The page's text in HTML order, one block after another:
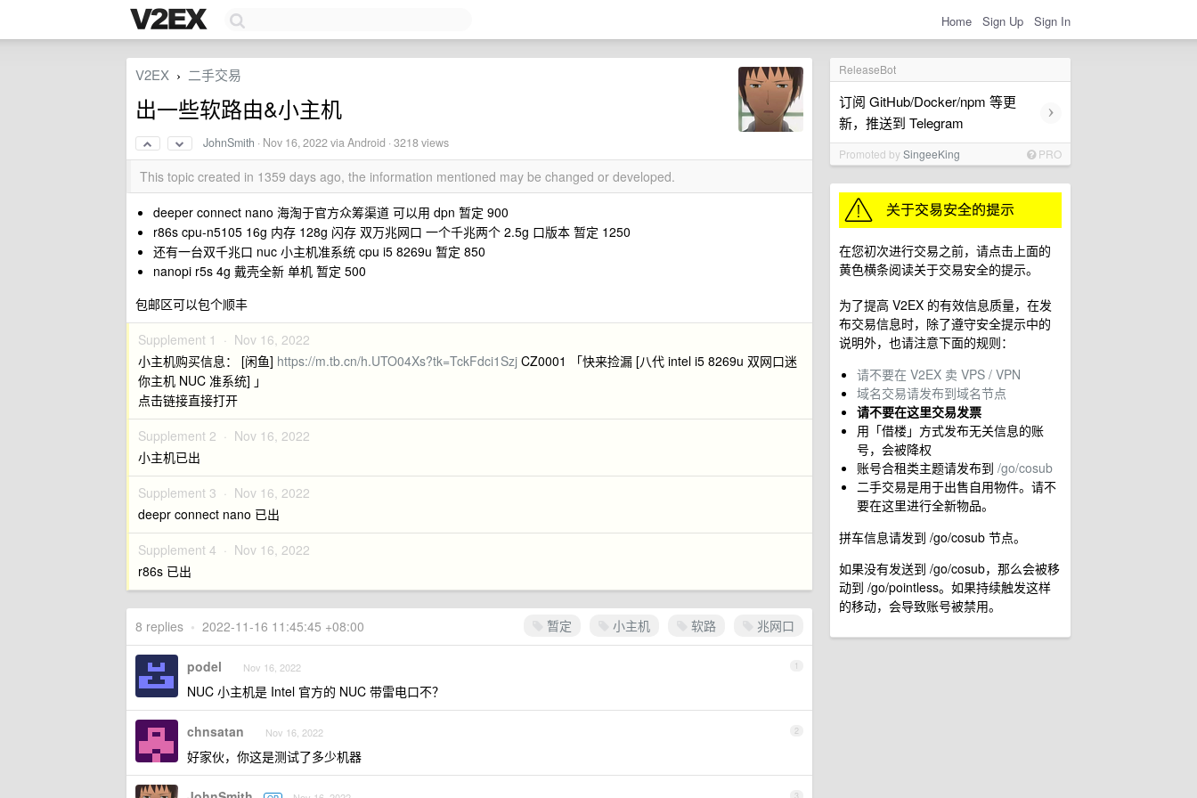
Home Sign Up Sign In
ReleaseBot
订阅 GitHub/Docker/npm 等更
新，推送到 Telegram
›
Promoted bySingeeKing PRO
在您初次进行交易之前，请点击上面的
黄色横条阅读关于交易安全的提示。
为了提高 V2EX 的有效信息质量，在发
布交易信息时，除了遵守安全提示中的
说明外，也请注意下面的规则：
请不要在 V2EX 卖 VPS / VPN
域名交易请发布到域名节点
请不要在这里交易发票
用「借楼」方式发布无关信息的账
号，会被降权
账号合租类主题请发布到 /go/cosub
二手交易是用于出售自用物件。请不
要在这里进行全新物品。
拼车信息请发到 /go/cosub 节点。
如果没有发送到 /go/cosub，那么会被移
动到 /go/pointless。如果持续触发这样
的移动，会导致账号被禁用。
V2EX › 二手交易
出一些软路由&小主机
JohnSmith · Nov 16, 2022via Android · 3218 views
This topic created in 1359 days ago, the information mentioned may be changed or developed.
deeper connect nano 海淘于官方众筹渠道 可以用 dpn 暂定 900
r86s cpu-n5105 16g 内存 128g 闪存 双万兆网口 一个千兆两个 2.5g 口版本 暂定 1250
还有一台双千兆口 nuc 小主机准系统 cpu i5 8269u 暂定 850
nanopi r5s 4g 戴壳全新 单机 暂定 500
包邮区可以包个顺丰
Supplement 1 · Nov 16, 2022
小主机购买信息： [闲鱼] https://m.tb.cn/h.UTO04Xs?tk=TckFdci1Szj CZ0001 「快来捡漏 [八代 intel i5 8269u 双网口迷
你主机 NUC 准系统] 」
点击链接直接打开
Supplement 2 · Nov 16, 2022
小主机已出
Supplement 3 · Nov 16, 2022
deepr connect nano 已出
Supplement 4 · Nov 16, 2022
r86s 已出
暂定 小主机 软路 兆网口
8 replies • 2022-11-16 11:45:45 +08:00
1
podel Nov 16, 2022
NUC 小主机是 Intel 官方的 NUC 带雷电口不？
2
chnsatan Nov 16, 2022
好家伙，你这是测试了多少机器